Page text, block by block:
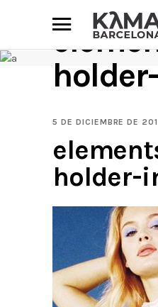
5 DE DICIEMBRE DE
holder-